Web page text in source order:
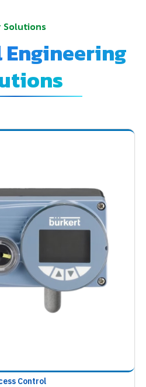
Solutions
Control